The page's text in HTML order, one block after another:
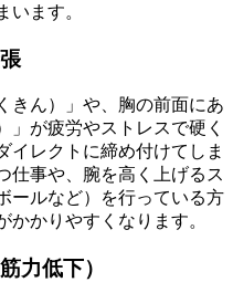
います。
きん）」や、胸の前面にあ
」が疲労やストレスで硬く
イレクトに締め付けてしま
仕事や、腕を高く上げるス
ールなど）を行っている方
かりやすくなります。
力低下）